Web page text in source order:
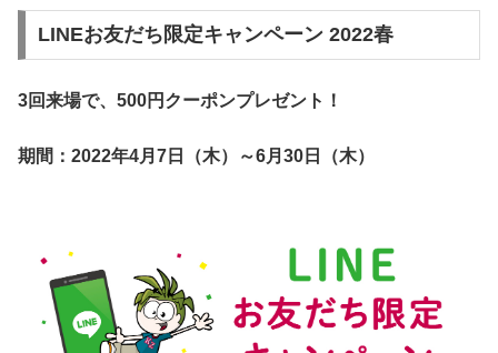
LINEお友だち限定キャンペーン 2022春
3回来場で、500円クーポンプレゼント！
期間：2022年4月7日（木）～6月30日（木）